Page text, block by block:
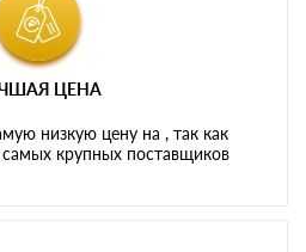
ЦЕНА
низкую цену на , так как
крупных поставщиков